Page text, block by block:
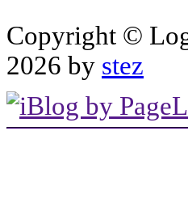
Copyright ©
2026 by stez